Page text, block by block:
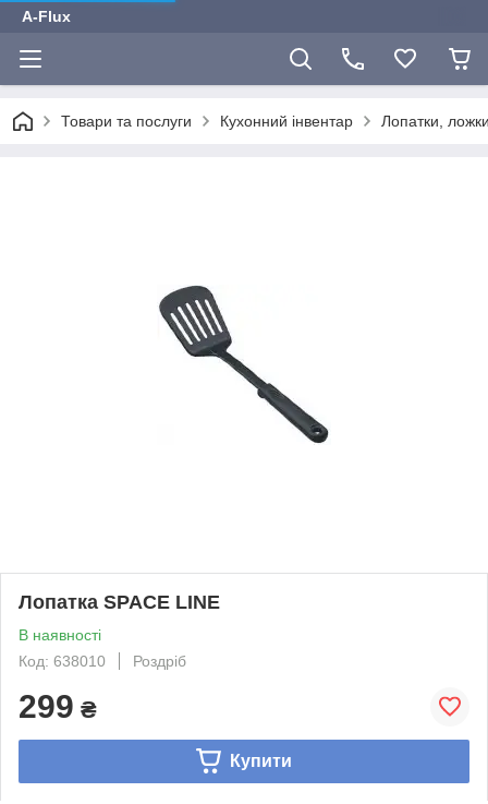
A-Flux
Товари та послуги Кухонний інвентар Лопатки,
Лопатка SPACE LINE
В наявності
Код: 638010
Роздріб
299 ₴
Купити